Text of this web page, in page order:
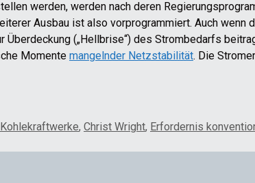
werden, werden nach deren
Ausbau ist also vorprogrammiert. Auch
(„Hellbrise“) des Strombedarfs
Momente mangelnder Netzstabilität. Die
, Christ Wright, Erfordernis